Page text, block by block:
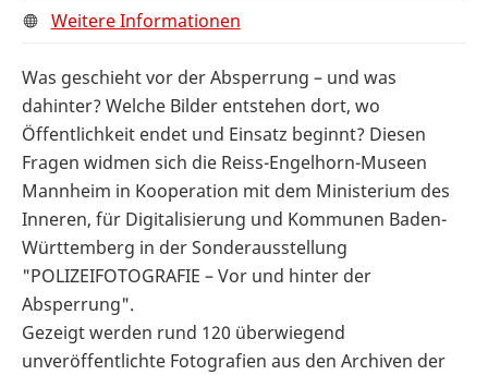
Weitere Informationen
Was geschieht vor der Absperrung – und was
dahinter? Welche Bilder entstehen dort, wo
Öffentlichkeit endet und Einsatz beginnt? Diesen
Fragen widmen sich die Reiss-Engelhorn-Museen
Mannheim in Kooperation mit dem Ministerium des
Inneren, für Digitalisierung und Kommunen Baden-
Württemberg in der Sonderausstellung
"POLIZEIFOTOGRAFIE – Vor und hinter der
Absperrung".
Gezeigt werden rund 120 überwiegend
unveröffentlichte Fotografien aus den Archiven der